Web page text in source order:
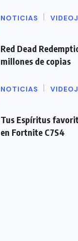
NOTICIAS
Red Dead
millones de copias
NOTICIAS
Tus Espíritus
en Fortnite C7S4